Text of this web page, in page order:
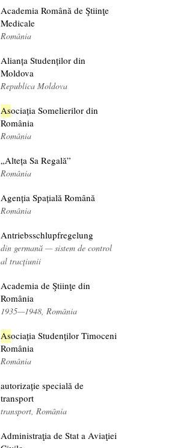
Academia Română de Ştiinţe
Medicale
România
Alianța Studenților din
Moldova
Republica Moldova
Asociația Somelierilor din
România
România
„Alteța Sa Regală”
România
Agenția Spațială Română
România
Antriebsschlupfregelung
din germană — sistem de control
al tracțiunii
Academia de Ştiinţe din
România
1935—1948, România
Asociația Studenților Timoceni
România
România
autorizație specială de
transport
transport, România
Administraţia de Stat a Aviaţiei